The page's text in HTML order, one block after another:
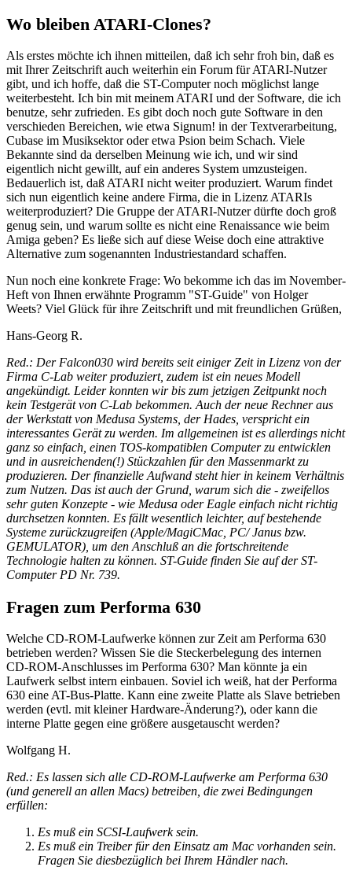
Wo bleiben ATARI-Clones?
Als erstes möchte ich ihnen mitteilen, daß ich sehr froh bin, daß es
mit Ihrer Zeitschrift auch weiterhin ein Forum für ATARI-Nutzer
gibt, und ich hoffe, daß die ST-Computer noch möglichst lange
weiterbesteht. Ich bin mit meinem ATARI und der Software, die ich
benutze, sehr zufrieden. Es gibt doch noch gute Software in den
verschieden Bereichen, wie etwa Signum! in der Textverarbeitung,
Cubase im Musiksektor oder etwa Psion beim Schach. Viele
Bekannte sind da derselben Meinung wie ich, und wir sind
eigentlich nicht gewillt, auf ein anderes System umzusteigen.
Bedauerlich ist, daß ATARI nicht weiter produziert. Warum findet
sich nun eigentlich keine andere Firma, die in Lizenz ATARIs
weiterproduziert? Die Gruppe der ATARI-Nutzer dürfte doch groß
genug sein, und warum sollte es nicht eine Renaissance wie beim
Amiga geben? Es ließe sich auf diese Weise doch eine attraktive
Alternative zum sogenannten Industriestandard schaffen.
Nun noch eine konkrete Frage: Wo bekomme ich das im November-
Heft von Ihnen erwähnte Programm "ST-Guide" von Holger
Weets? Viel Glück für ihre Zeitschrift und mit freundlichen Grüßen,
Hans-Georg R.
Red.: Der Falcon030 wird bereits seit einiger Zeit in Lizenz von der
Firma C-Lab weiter produziert, zudem ist ein neues Modell
angekündigt. Leider konnten wir bis zum jetzigen Zeitpunkt noch
kein Testgerät von C-Lab bekommen. Auch der neue Rechner aus
der Werkstatt von Medusa Systems, der Hades, verspricht ein
interessantes Gerät zu werden. Im allgemeinen ist es allerdings nicht
ganz so einfach, einen TOS-kompatiblen Computer zu entwicklen
und in ausreichenden(!) Stückzahlen für den Massenmarkt zu
produzieren. Der finanzielle Aufwand steht hier in keinem Verhältnis
zum Nutzen. Das ist auch der Grund, warum sich die - zweifellos
sehr guten Konzepte - wie Medusa oder Eagle einfach nicht richtig
durchsetzen konnten. Es fällt wesentlich leichter, auf bestehende
Systeme zurückzugreifen (Apple/MagiCMac, PC/ Janus bzw.
GEMULATOR), um den Anschluß an die fortschreitende
Technologie halten zu können. ST-Guide finden Sie auf der ST-
Computer PD Nr. 739.
Fragen zum Performa 630
Welche CD-ROM-Laufwerke können zur Zeit am Performa 630
betrieben werden? Wissen Sie die Steckerbelegung des internen
CD-ROM-Anschlusses im Performa 630? Man könnte ja ein
Laufwerk selbst intern einbauen. Soviel ich weiß, hat der Performa
630 eine AT-Bus-Platte. Kann eine zweite Platte als Slave betrieben
werden (evtl. mit kleiner Hardware-Änderung?), oder kann die
interne Platte gegen eine größere ausgetauscht werden?
Wolfgang H.
Red.: Es lassen sich alle CD-ROM-Laufwerke am Performa 630
(und generell an allen Macs) betreiben, die zwei Bedingungen
erfüllen:
Es muß ein SCSI-Laufwerk sein.
Es muß ein Treiber für den Einsatz am Mac vorhanden sein.
Fragen Sie diesbezüglich bei Ihrem Händler nach.